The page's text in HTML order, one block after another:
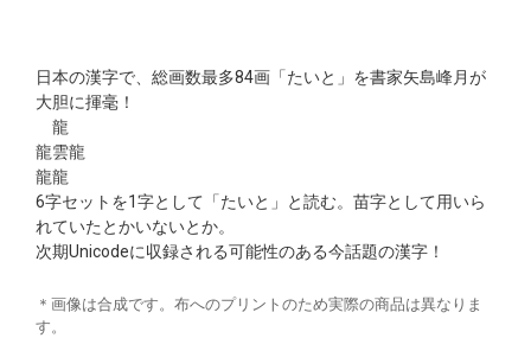
日本の漢字で、総画数最多84画「たいと」を書家矢島峰月が
大胆に揮毫！
龍
龍雲龍
龍龍
6字セットを1字として「たいと」と読む。苗字として用いら
れていたとかいないとか。
次期Unicodeに収録される可能性のある今話題の漢字！
＊画像は合成です。布へのプリントのため実際の商品は異なりま
す。